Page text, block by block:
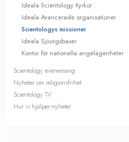
Ideala Scientology Kyrkor
Ideala Avancerade organisationer
Scientologys missioner
Ideala Sjöorgsbaser
Kontor för nationella angelägenheter
Scientology evenemang
Nyheter om religionsfrihet
Scientology TV
Hur vi hjälper-nyheter